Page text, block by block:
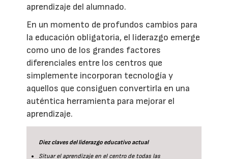
aprendizaje del alumnado.
En un momento de profundos cambios para
la educación obligatoria, el liderazgo emerge
como uno de los grandes factores
diferenciales entre los centros que
simplemente incorporan tecnología y
aquellos que consiguen convertirla en una
auténtica herramienta para mejorar el
aprendizaje.
Diez claves del liderazgo educativo actual
Situar el aprendizaje en el centro de todas las